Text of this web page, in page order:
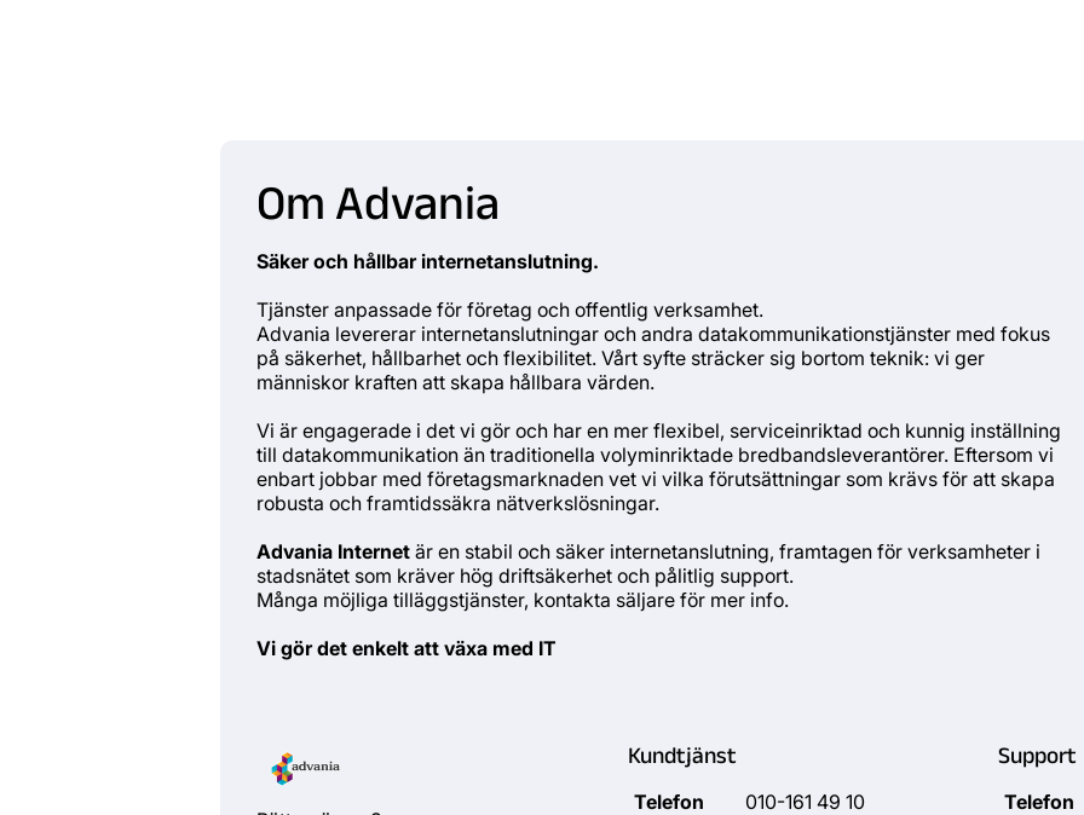
Om Advania
Säker och hållbar internetanslutning.
Tjänster anpassade för företag och offentlig verksamhet.
Advania levererar internetanslutningar och andra datakommunikationstjänster med fokus
på säkerhet, hållbarhet och flexibilitet. Vårt syfte sträcker sig bortom teknik: vi ger
människor kraften att skapa hållbara värden.
Vi är engagerade i det vi gör och har en mer flexibel, serviceinriktad och kunnig inställning
till datakommunikation än traditionella volyminriktade bredbandsleverantörer. Eftersom vi
enbart jobbar med företagsmarknaden vet vi vilka förutsättningar som krävs för att skapa
robusta och framtidssäkra nätverkslösningar.
Advania Internetär en stabil och säker internetanslutning, framtagen för verksamheter i
stadsnätet som kräver hög driftsäkerhet och pålitlig support.
Många möjliga tilläggstjänster, kontakta säljare för mer info.
Vi gör det enkelt att växa med IT
Kundtjänst
Telefon
010-161 49 10
Support
Telefon